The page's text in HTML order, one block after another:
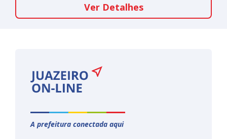
Ver Detalhes
A prefeitura conectada aqui